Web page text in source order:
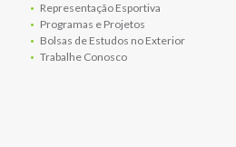
Representação Esportiva
Programas e Projetos
Bolsas de Estudos no Exterior
Trabalhe Conosco